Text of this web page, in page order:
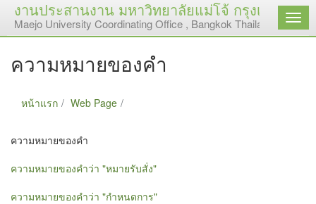
งานประสานงาน มหาวิทยาลัยแม่โจ้ กรุงเทพมหา
Maejo University Coordinating Office , Bangkok Thailand เมนู
ความหมายของคำ
หน้าแรก Web Page
ความหมายของคำ
ความหมายของคำว่า "หมายรับสั่ง"
ความหมายของคำว่า "กำหนดการ"